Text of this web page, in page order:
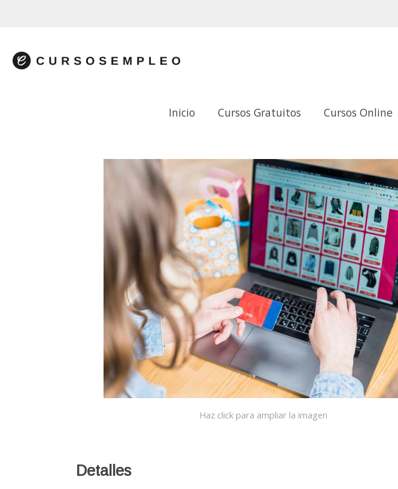
Inicio Cursos Gratuitos Cursos Online
Haz click para ampliar la imagen
Detalles